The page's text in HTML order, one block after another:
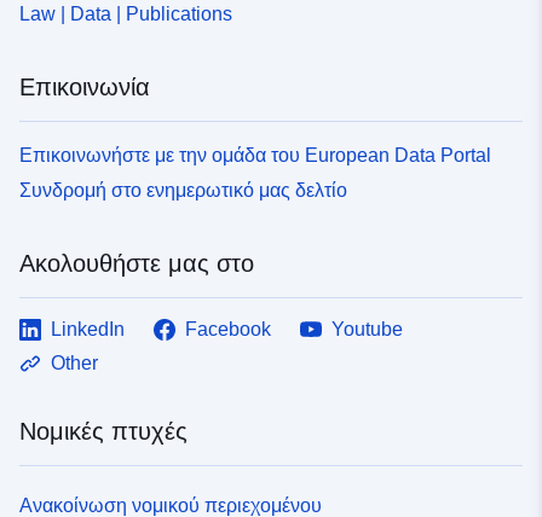
Law | Data | Publications
Επικοινωνία
Επικοινωνήστε με την ομάδα του European Data Portal
Συνδρομή στο ενημερωτικό μας δελτίο
Ακολουθήστε μας στο
LinkedIn Facebook
Youtube
Other
Νομικές πτυχές
Ανακοίνωση νομικού περιεχομένου